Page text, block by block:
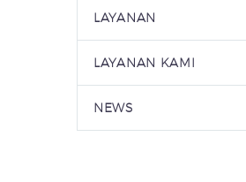
LAYANAN
LAYANAN KAMI
NEWS